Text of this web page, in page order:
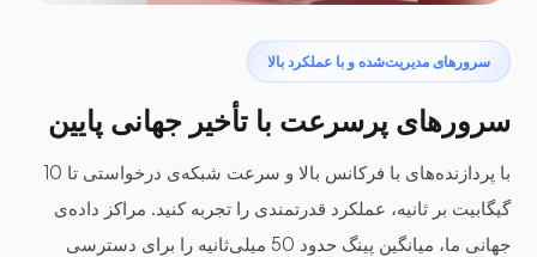
سرورهای مدیریت‌شده و با عملکرد بالا
سرورهای پرسرعت با تأخیر جهانی پایین
با پردازنده‌های با فرکانس بالا و سرعت شبکه‌ی درخواستی تا 10
گیگابیت بر ثانیه، عملکرد قدرتمندی را تجربه کنید. مراکز داده‌ی
جهانی ما، میانگین پینگ حدود 50 میلی‌ثانیه را برای دسترسی